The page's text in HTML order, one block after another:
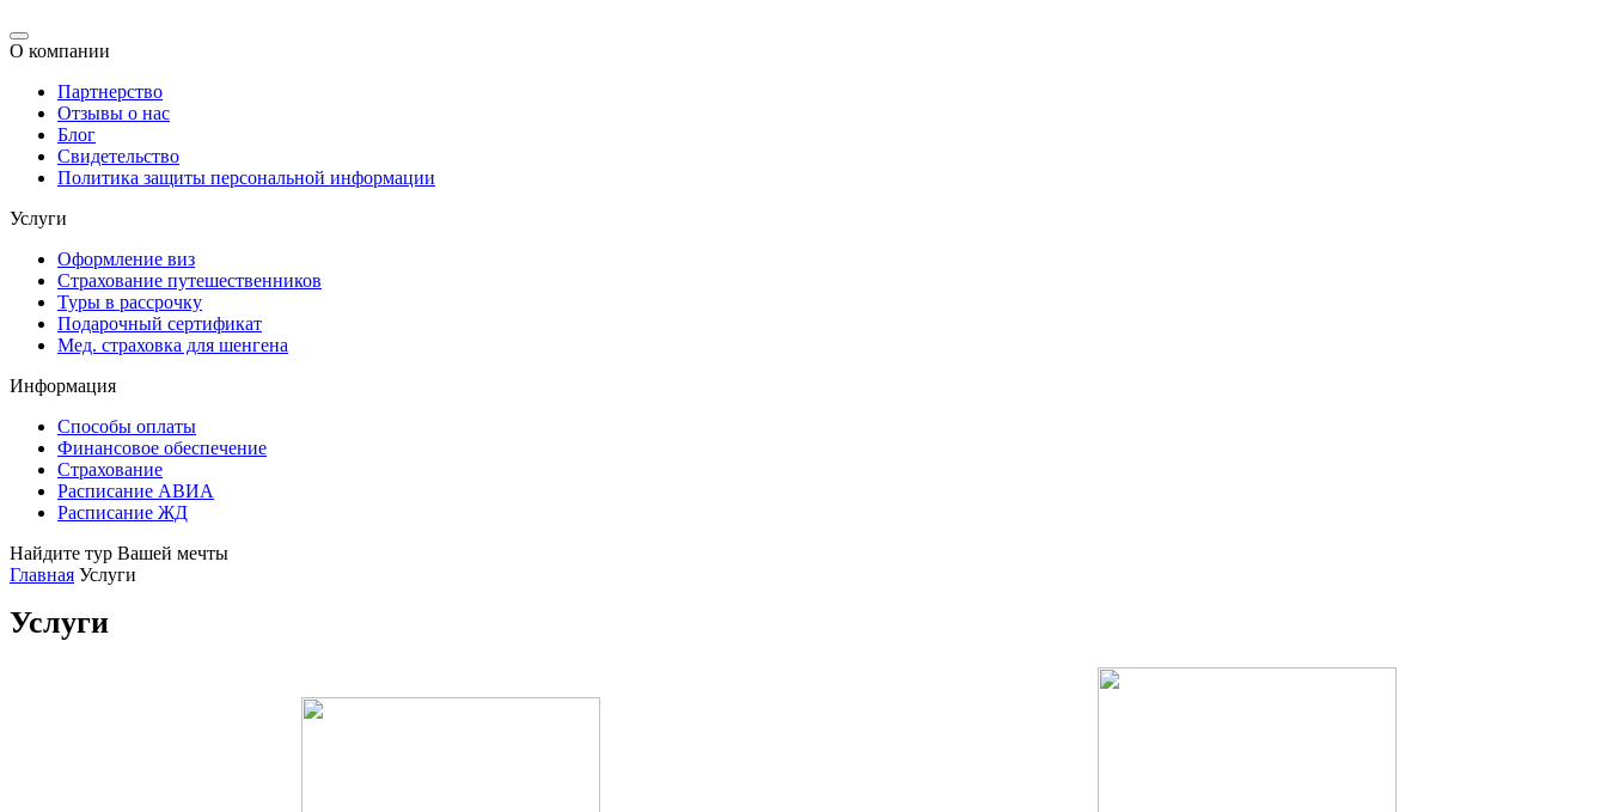
О компании
Партнерство
Отзывы о нас
Блог
Свидетельство
Политика защиты персональной информации
Услуги
Оформление виз
Страхование путешественников
Туры в рассрочку
Подарочный сертификат
Мед. страховка для шенгена
Информация
Способы оплаты
Финансовое обеспечение
Страхование
Расписание АВИА
Расписание ЖД
Найдите тур Вашей мечты
Главная Услуги
Услуги